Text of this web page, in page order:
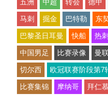
五洲 中超 转会 德甲
马刺 掘金 巴特勒 东
巴黎圣日耳曼 快船 热刺
中国男足 比赛录像 曼联
切尔西 欧冠联赛阶段第7
比赛集锦 摩纳哥 拜仁